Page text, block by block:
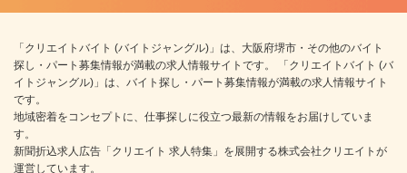
「クリエイトバイト (バイトジャングル)」は、大阪府堺市・その他のバイト
探し・パート募集情報が満載の求人情報サイトです。 「クリエイトバイト (バ
イトジャングル)」は、バイト探し・パート募集情報が満載の求人情報サイト
です。
地域密着をコンセプトに、仕事探しに役立つ最新の情報をお届けしていま
す。
新聞折込求人広告「クリエイト 求人特集」を展開する株式会社クリエイトが
運営しています。